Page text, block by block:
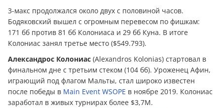
3-макс продолжался около двух с половиной часов.
Бодяковский вышел с огромным перевесом по фишкам:
171 бб против 81 бб Колониаса и 29 бб Куна. В итоге
Колониас занял третье место ($549.793).
Александрос Колониас (Alexandros Kolonias) стартовал в
финальном дне с третьим стеком (104 бб). Уроженец Афин,
играющий под флагом Мальты, стал широко известен
после победы в Main Event WSOPE в ноябре 2019. Колониас
заработал в живых турнирах более $3,7M.